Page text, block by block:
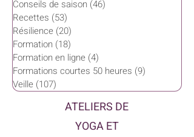
Conseils de saison (46)
Recettes (53)
Résilience (20)
Formation (18)
Formation en ligne (4)
Formations courtes 50 heures (9)
Veille (107)
ATELIERS DE
YOGA ET